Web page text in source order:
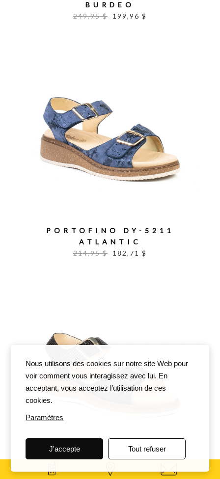
BURDEO
249,95 $
199,96 $
PORTOFINO DY-5211
ATLANTIC
214,95 $
182,71 $
Nous utilisons des cookies sur notre site Web pour
voir comment vous interagissez avec lui. En
acceptant, vous acceptez l’utilisation de ces
cookies.
Paramètres
J'accepte Tout refuser